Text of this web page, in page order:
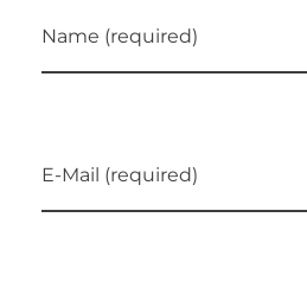
Name (required)
E-Mail (required)